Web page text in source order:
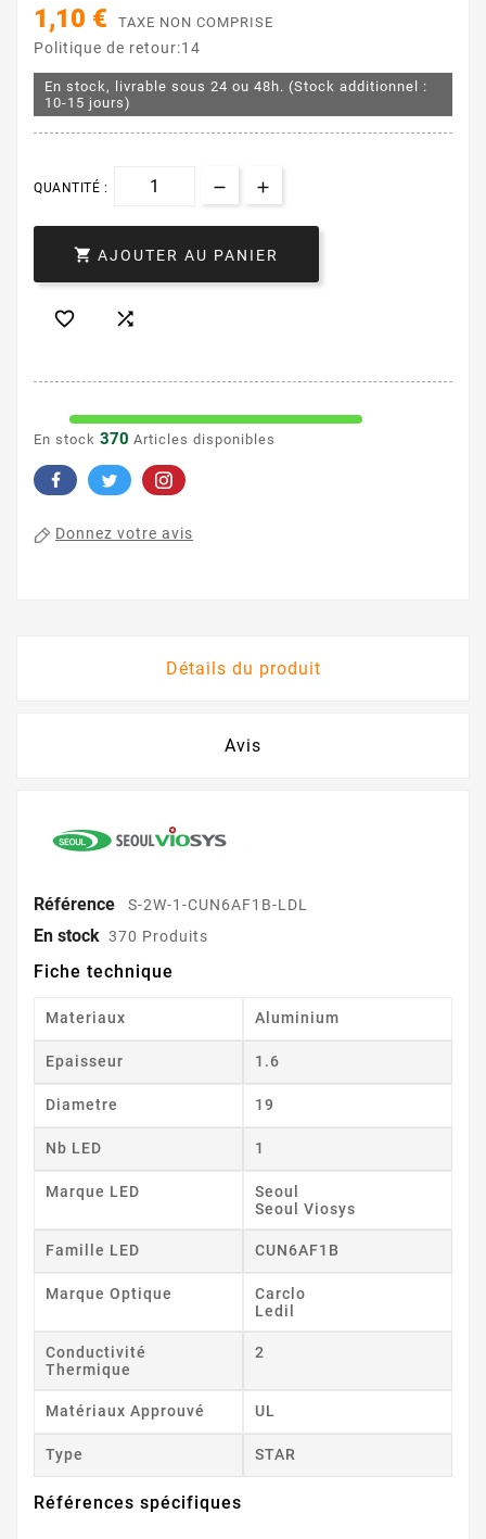
1,10 € TAXE NON COMPRISE
Politique de retour:14
En stock, livrable sous 24 ou 48h. (Stock additionnel :
10-15 jours)
QUANTITÉ :
 AJOUTER AU PANIER
 
En stock 370 Articles disponibles
Donnez votre avis
Détails du produit
Avis
Référence S-2W-1-CUN6AF1B-LDL
En stock 370 Produits
Fiche technique
Materiaux Aluminium
Epaisseur 1.6
Diametre 19
Nb LED 1
Marque LED
Seoul
Seoul Viosys
Famille LED CUN6AF1B
Marque Optique
Carclo
Ledil
Conductivité
Thermique
2
Matériaux Approuvé UL
Type STAR
Références spécifiques